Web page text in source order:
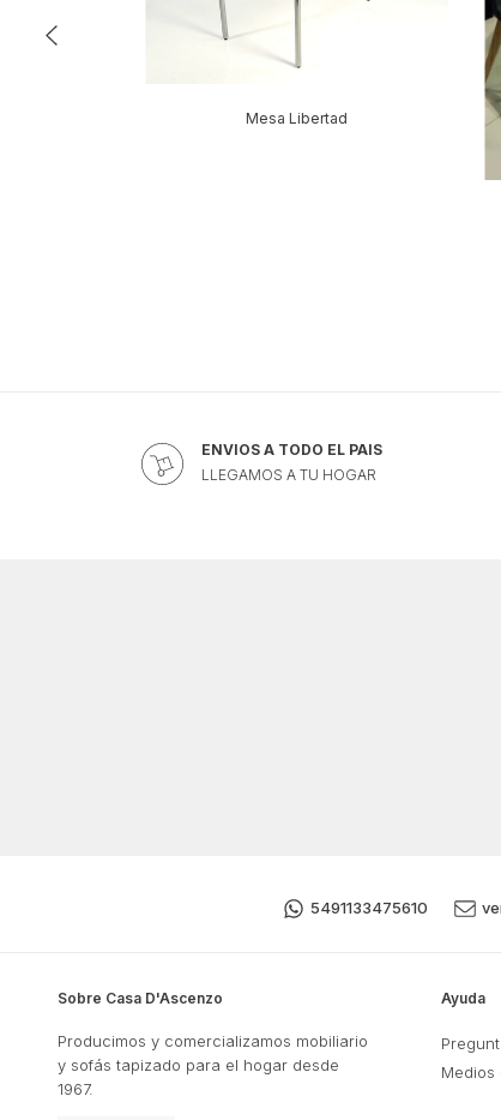
Mesa Libertad
ENVIOS A TODO EL PAIS
LLEGAMOS A TU HOGAR
5491133475610
Sobre Casa D'Ascenzo
Producimos y comercializamos mobiliario
y sofás tapizado para el hogar desde
1967.
Ayuda
Medios